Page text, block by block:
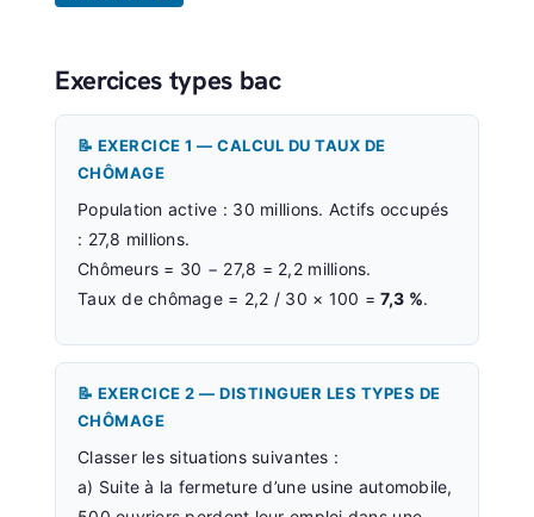
Exercices types bac
📝 EXERCICE 1 — CALCUL DU TAUX DE
CHÔMAGE
Population active : 30 millions. Actifs occupés
: 27,8 millions.
Chômeurs = 30 − 27,8 = 2,2 millions.
Taux de chômage = 2,2 / 30 × 100 =7,3 %.
📝 EXERCICE 2 — DISTINGUER LES TYPES DE
CHÔMAGE
Classer les situations suivantes :
a) Suite à la fermeture d’une usine automobile,